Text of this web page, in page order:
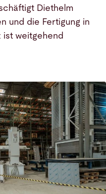
Diethelm
und die Fertigung in
ist weitgehend